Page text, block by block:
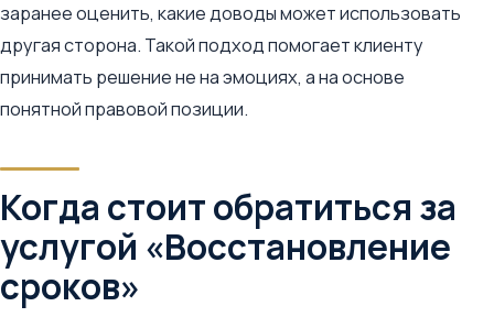
заранее оценить, какие доводы может использовать
другая сторона. Такой подход помогает клиенту
принимать решение не на эмоциях, а на основе
понятной правовой позиции.
Когда стоит обратиться за
услугой «Восстановление
сроков»